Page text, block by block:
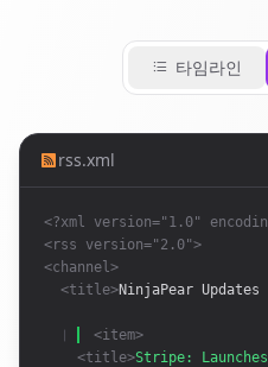
타임라인
rss.xml
<?xml version="1.0"
<rss version="2.0">
<channel>
<title>NinjaPear Updates
❘
<item>
<title>Stripe: Launches